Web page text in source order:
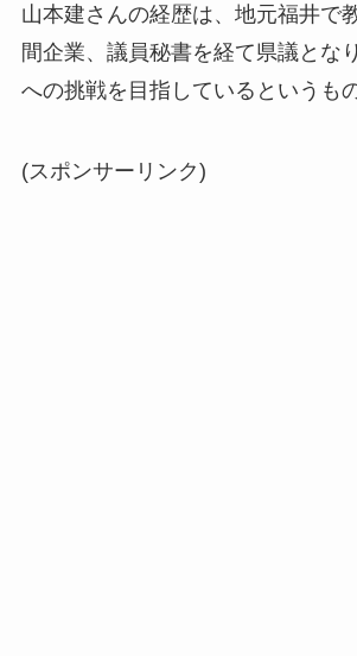
山本建さんの経歴は、地元福井で
間企業、議員秘書を経て県議とな
への挑戦を目指しているというも
(スポンサーリンク)